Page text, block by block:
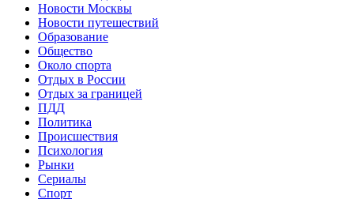
Новости Москвы
Новости путешествий
Образование
Общество
Около спорта
Отдых в России
Отдых за границей
ПДД
Политика
Происшествия
Психология
Рынки
Сериалы
Спорт